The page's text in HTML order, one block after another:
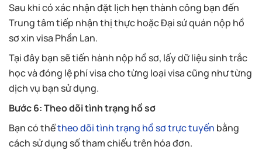
Sau khi có xác nhận đặt lịch hẹn thành công bạn đến
Trung tâm tiếp nhận thị thực hoặc Đại sứ quán nộp hồ
sơ xin visa Phần Lan.
Tại đây bạn sẽ tiến hành nộp hồ sơ, lấy dữ liệu sinh trắc
học và đóng lệ phí visa cho từng loại visa cũng như từng
dịch vụ bạn sử dụng.
Bước 6: Theo dõi tình trạng hồ sơ
Bạn có thểtheo dõi tình trạng hồ sơ trực tuyến bằng
cách sử dụng số tham chiếu trên hóa đơn.